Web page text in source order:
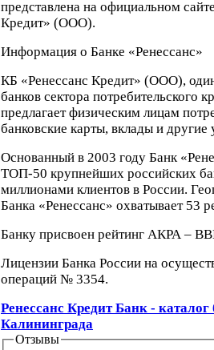
представлена на официальном
Кредит» (ООО).
Информация о Банке «Ренессанс»
КБ «Ренессанс Кредит» (ООО),
банков сектора потребительского
предлагает физическим лицам
банковские карты, вклады и другие
Основанный в 2003 году Банк
ТОП-50 крупнейших российских
миллионами клиентов в России.
Банка «Ренессанс» охватывает 53
Банку присвоен рейтинг АКРА –
Лицензии Банка России на
операций № 3354.
Ренессанс Кредит Банк - каталог
Калининграда
Отзывы